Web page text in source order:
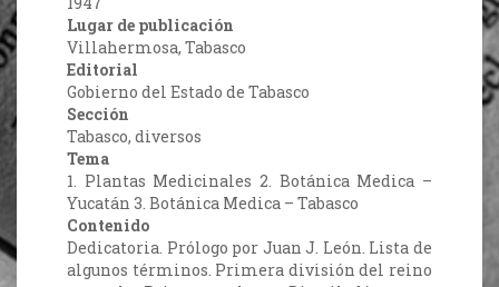
Lugar de publicación
Villahermosa, Tabasco
Editorial
Gobierno del Estado de Tabasco
Sección
Tabasco, diversos
Tema
1. Plantas Medicinales 2. Botánica Medica –
Yucatán 3. Botánica Medica – Tabasco
Contenido
Dedicatoria. Prólogo por Juan J. León. Lista de
algunos términos. Primera división del reino